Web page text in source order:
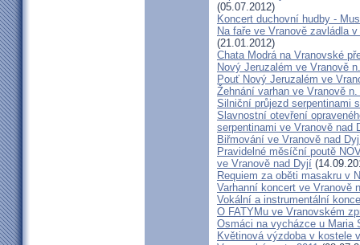
(05.07.2012)
Koncert duchovní hudby -
Na faře ve Vranově zavládla
(21.01.2012)
Chata Modrá na Vranovské
Nový Jeruzalém ve Vranově
Pouť Nový Jeruzalém ve
Žehnání varhan ve Vranově
Silniční průjezd serpentinami
Slavnostní otevření
serpentinami ve Vranově nad
Biřmování ve Vranově nad
Pravidelné měsíční poutě
ve Vranově nad Dyjí
Requiem za oběti masakru v
Varhanní koncert ve Vranově
Vokální a instrumentální
O FATYMu ve Vranovském
Osmáci na vycházce u Maria
Květinová výzdoba v kostele